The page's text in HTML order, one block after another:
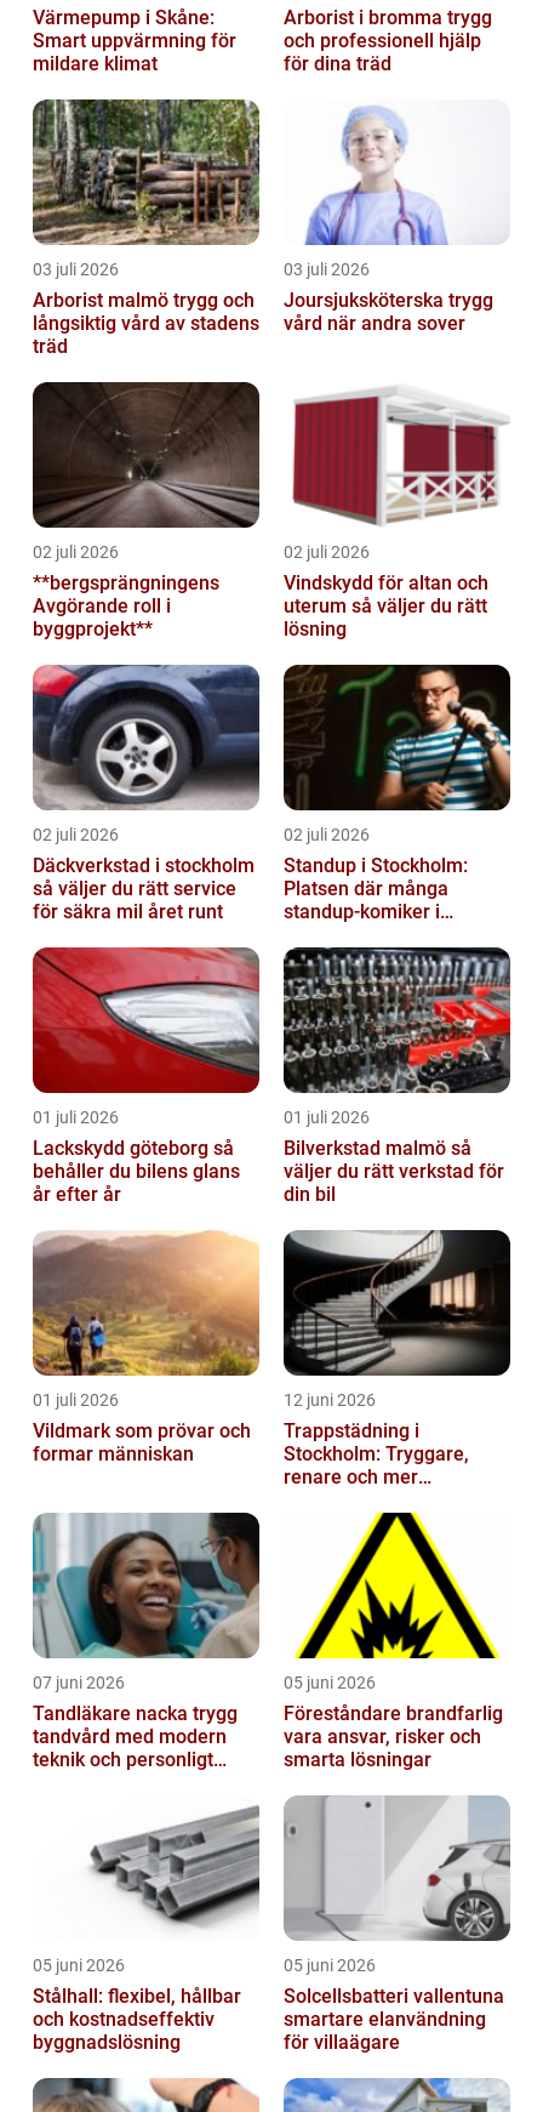
Värmepump i Skåne:
Smart uppvärmning för
mildare klimat
Arborist i bromma trygg
och professionell hjälp
för dina träd
03 juli 2026
Arborist malmö trygg och
långsiktig vård av stadens
träd
03 juli 2026
Joursjuksköterska trygg
vård när andra sover
02 juli 2026
**bergsprängningens
Avgörande roll i
byggprojekt**
02 juli 2026
Vindskydd för altan och
uterum så väljer du rätt
lösning
02 juli 2026
Däckverkstad i stockholm
så väljer du rätt service
för säkra mil året runt
02 juli 2026
Standup i Stockholm:
Platsen där många
standup-komiker i
01 juli 2026
Lackskydd göteborg så
behåller du bilens glans
år efter år
01 juli 2026
Bilverkstad malmö så
väljer du rätt verkstad för
din bil
01 juli 2026
Vildmark som prövar och
formar människan
12 juni 2026
Trappstädning i
Stockholm: Tryggare,
renare och mer
07 juni 2026
Tandläkare nacka trygg
tandvård med modern
teknik och personligt
05 juni 2026
Föreståndare brandfarlig
vara ansvar, risker och
smarta lösningar
05 juni 2026
Stålhall: flexibel, hållbar
och kostnadseffektiv
byggnadslösning
05 juni 2026
Solcellsbatteri vallentuna
smartare elanvändning
för villaägare